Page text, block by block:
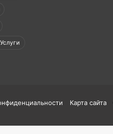
Услуги
Карта сайта